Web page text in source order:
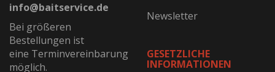
info@baitservice.de
Bei größeren
Bestellungen ist
eine Terminvereinbarung
möglich.
Newsletter
GESETZLICHE
INFORMATIONEN